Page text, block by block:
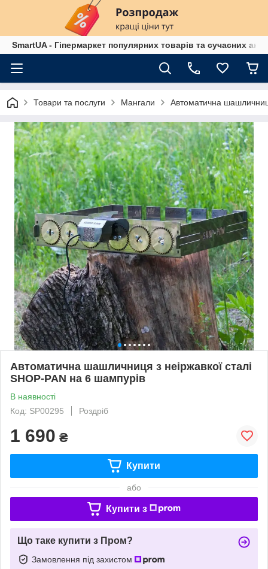
SmartUA - Гіпермаркет популярних товарів та сучасних
Товари та послуги Мангали Автоматична
Автоматична шашличниця з неіржавкої сталі
SHOP-PAN на 6 шампурів
В наявності
Код: SP00295
Роздріб
1 690 ₴
Купити
або
Купити з
Що таке купити з Пром?
Замовлення під захистом